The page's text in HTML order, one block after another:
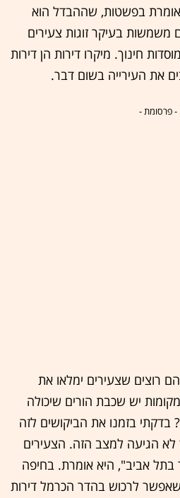
אומרת בפשטות, שההבדל הוא
בעיקר זוגות צעירים
חינוך. מיקרו דירות הן דירות
את העירייה בשום דבר.
- פרסומת -
רוצים שצעירים ימלאו את
יש שכבת הורים שיכולה
בדקתי בזמנו את הביקושים לזה
לא הגיעה למצב הזה. הצעירים
בתל אביב", היא אומרת. בחיפה
שאפשר לרכוש בהדר הכרמל דירות